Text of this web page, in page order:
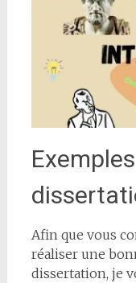
Afin que vous
réaliser une
dissertation, je